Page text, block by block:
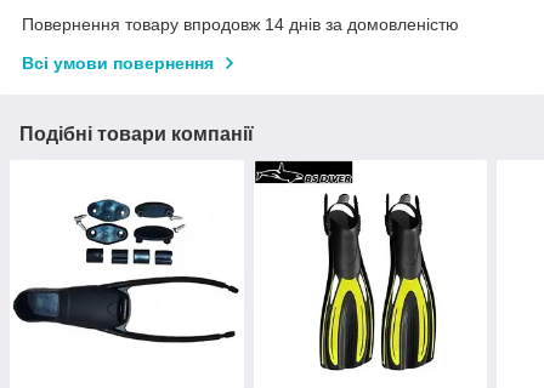
Повернення товару впродовж 14 днів за домовленістю
Всі умови повернення
Подібні товари компанії